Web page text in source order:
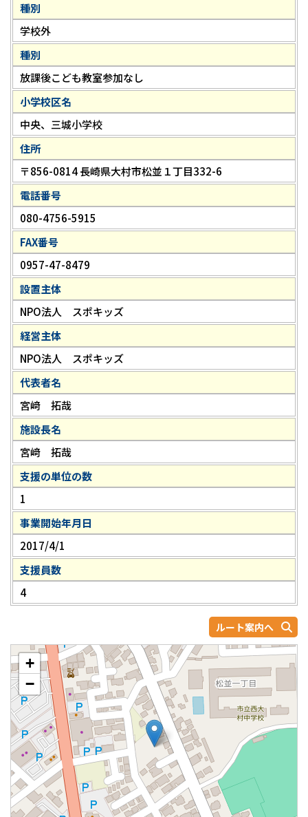
種別
学校外
種別
放課後こども教室参加なし
小学校区名
中央、三城小学校
住所
〒856-0814 長崎県大村市松並１丁目332-6
電話番号
080-4756-5915
FAX番号
0957-47-8479
設置主体
NPO法人 スポキッズ
経営主体
NPO法人 スポキッズ
代表者名
宮﨑 拓哉
施設長名
宮﨑 拓哉
支援の単位の数
1
事業開始年月日
2017/4/1
支援員数
4
ルート案内へ
+
−